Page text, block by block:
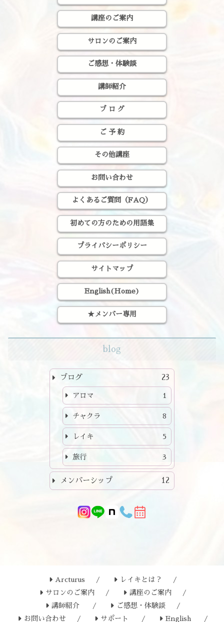
講座のご案内
サロンのご案内
ご感想・体験談
講師紹介
ブ ロ グ
ご 予 約
その他講座
お問い合わせ
よくあるご質問（FAQ）
初めての方のための用語集
プライバシーポリシー
サイトマップ
English(Home)
★メンバー専用
blog
ブログ 23
アロマ 1
チャクラ 8
レイキ 5
旅行 3
メンバーシップ 12
Arcturus
レイキとは？
サロンのご案内
講座のご案内
講師紹介
ご感想・体験談
お問い合わせ
サポート English